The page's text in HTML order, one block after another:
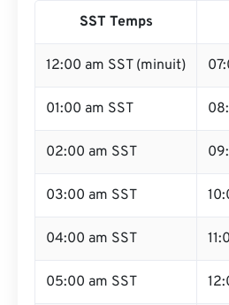
SST Temps
12:00 am SST (minuit)
01:00 am SST
02:00 am SST
03:00 am SST
04:00 am SST
05:00 am SST